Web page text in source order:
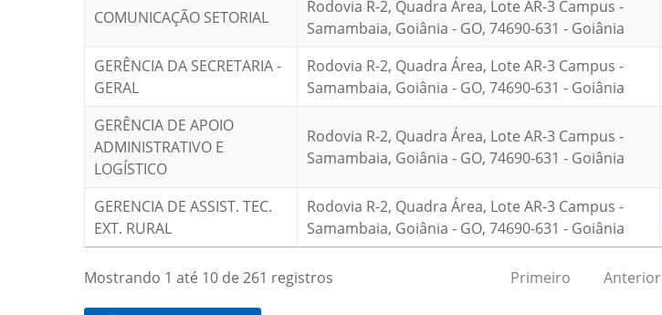
COMUNICAÇÃO SETORIAL
Rodovia R-2, Quadra Área, Lote AR-3 Campus -
Samambaia, Goiânia - GO, 74690-631 - Goiânia
GERÊNCIA DA SECRETARIA -
GERAL
Rodovia R-2, Quadra Área, Lote AR-3 Campus -
Samambaia, Goiânia - GO, 74690-631 - Goiânia
GERÊNCIA DE APOIO
ADMINISTRATIVO E
LOGÍSTICO
Rodovia R-2, Quadra Área, Lote AR-3 Campus -
Samambaia, Goiânia - GO, 74690-631 - Goiânia
GERENCIA DE ASSIST. TEC.
EXT. RURAL
Rodovia R-2, Quadra Área, Lote AR-3 Campus -
Samambaia, Goiânia - GO, 74690-631 - Goiânia
Mostrando 1 até 10 de 261 registros Primeiro Anterior